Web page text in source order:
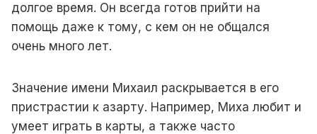
долгое время. Он всегда готов прийти на
помощь даже к тому, с кем он не общался
очень много лет.
Значение имени Михаил раскрывается в его
пристрастии к азарту. Например, Миха любит и
умеет играть в карты, а также часто